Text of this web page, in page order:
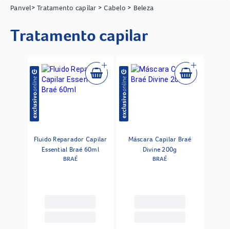
Panvel> Tratamento capilar > Cabelo > Beleza
tratamento capilar
Fluido Reparador Capilar
Essential Braé 60ml
BRAÉ
Máscara Capilar Braé
Divine 200g
BRAÉ